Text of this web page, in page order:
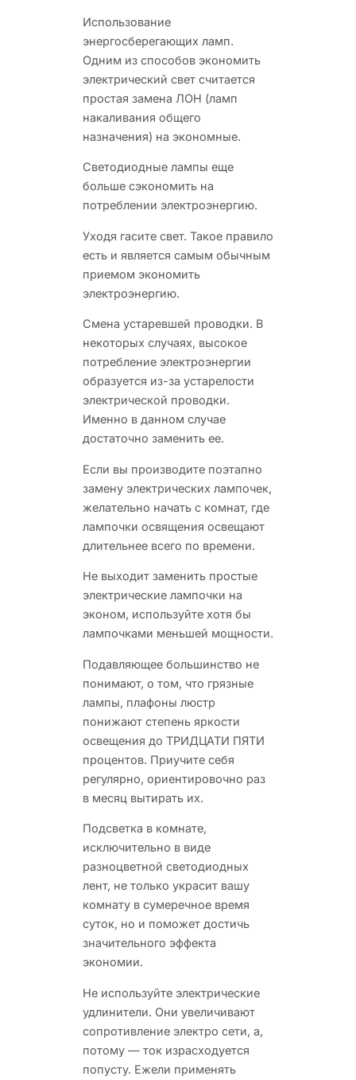
Использование
энергосберегающих ламп.
Одним из способов экономить
электрический свет считается
простая замена ЛОН (ламп
накаливания общего
назначения) на экономные.
Светодиодные лампы еще
больше сэкономить на
потреблении электроэнергию.
Уходя гасите свет. Такое правило
есть и является самым обычным
приемом экономить
электроэнергию.
Смена устаревшей проводки. В
некоторых случаях, высокое
потребление электроэнергии
образуется из-за устарелости
электрической проводки.
Именно в данном случае
достаточно заменить ее.
Если вы производите поэтапно
замену электрических лампочек,
желательно начать с комнат, где
лампочки освящения освещают
длительнее всего по времени.
Не выходит заменить простые
электрические лампочки на
эконом, используйте хотя бы
лампочками меньшей мощности.
Подавляющее большинство не
понимают, о том, что грязные
лампы, плафоны люстр
понижают степень яркости
освещения до ТРИДЦАТИ ПЯТИ
процентов. Приучите себя
регулярно, ориентировочно раз
в месяц вытирать их.
Подсветка в комнате,
исключительно в виде
разноцветной светодиодных
лент, не только украсит вашу
комнату в сумеречное время
суток, но и поможет достичь
значительного эффекта
экономии.
Не используйте электрические
удлинители. Они увеличивают
сопротивление электро сети, а,
потому — ток израсходуется
попусту. Ежели применять